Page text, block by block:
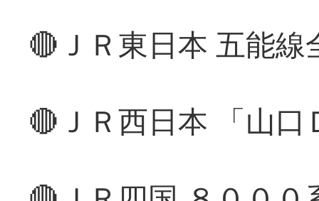
🔴ＪＲ東日本 五能
🔴ＪＲ西日本 「山